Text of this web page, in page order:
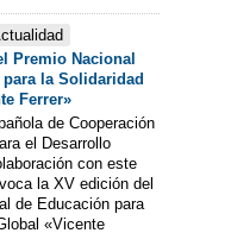
Premio Nacional
la Solidaridad
Ferrer»
de Cooperación
el Desarrollo
con este
la XV edición del
de Educación para
«Vicente